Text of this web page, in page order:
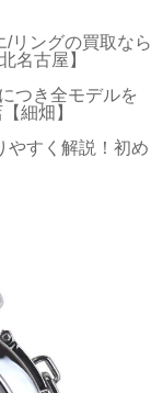
/リングの買取なら
名古屋】
つき全モデルを
細畑】
やすく解説！初め